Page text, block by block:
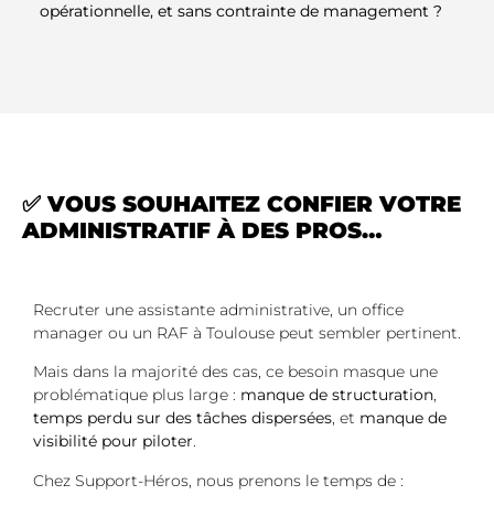
opérationnelle, et sans contrainte de management ?
✅ VOUS SOUHAITEZ CONFIER VOTRE
ADMINISTRATIF À DES PROS…
Recruter une assistante administrative, un office
manager ou un RAF à Toulouse peut sembler pertinent.
Mais dans la majorité des cas, ce besoin masque une
problématique plus large : manque de structuration,
temps perdu sur des tâches dispersées, et manque de
visibilité pour piloter.
Chez Support-Héros, nous prenons le temps de :